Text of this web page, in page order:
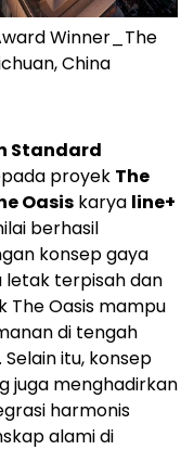
Winner_The
China
Standard
proyek The
Oasis karya line+
berhasil
konsep gaya
letak terpisah dan
Oasis mampu
di tengah
itu, konsep
juga menghadirkan
harmonis
alami di